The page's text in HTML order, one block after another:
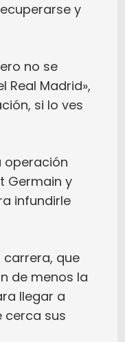
y
no se
Real Madrid»,
si lo ves
operación
Germain y
infundirle
carrera, que
de menos la
llegar a
cerca sus